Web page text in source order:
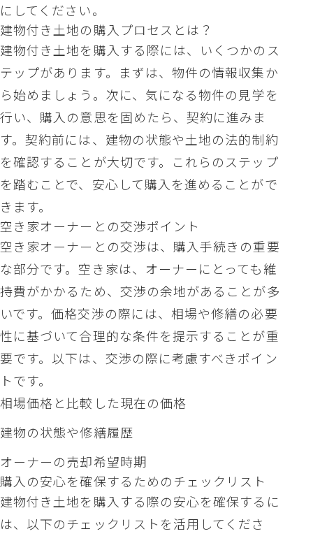
にしてください。
建物付き土地の購入プロセスとは？
建物付き土地を購入する際には、いくつかのス
テップがあります。まずは、物件の情報収集か
ら始めましょう。次に、気になる物件の見学を
行い、購入の意思を固めたら、契約に進みま
す。契約前には、建物の状態や土地の法的制約
を確認することが大切です。これらのステップ
を踏むことで、安心して購入を進めることがで
きます。
空き家オーナーとの交渉ポイント
空き家オーナーとの交渉は、購入手続きの重要
な部分です。空き家は、オーナーにとっても維
持費がかかるため、交渉の余地があることが多
いです。価格交渉の際には、相場や修繕の必要
性に基づいて合理的な条件を提示することが重
要です。以下は、交渉の際に考慮すべきポイン
トです。
相場価格と比較した現在の価格
建物の状態や修繕履歴
オーナーの売却希望時期
購入の安心を確保するためのチェックリスト
建物付き土地を購入する際の安心を確保するに
は、以下のチェックリストを活用してくださ